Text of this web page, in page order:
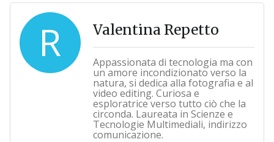
R Valentina Repetto
Appassionata di tecnologia ma con
un amore incondizionato verso la
natura, si dedica alla fotografia e al
video editing. Curiosa e
esploratrice verso tutto ciò che la
circonda. Laureata in Scienze e
Tecnologie Multimediali, indirizzo
comunicazione.